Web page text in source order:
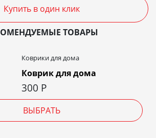
Купить в один клик
ТОВАРЫ
Коврики для дома
Коврик для дома
300 Р
ВЫБРАТЬ